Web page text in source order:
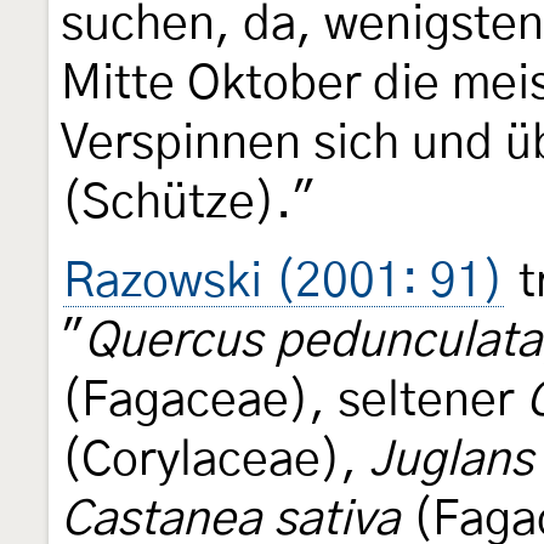
suchen, da,
Mitte Oktober die
Verspinnen sich und
(Schütze)."
Razowski (2001: 91)
" Quercus pedunculata
(Fagaceae), seltener
(Corylaceae),
Castanea sativa